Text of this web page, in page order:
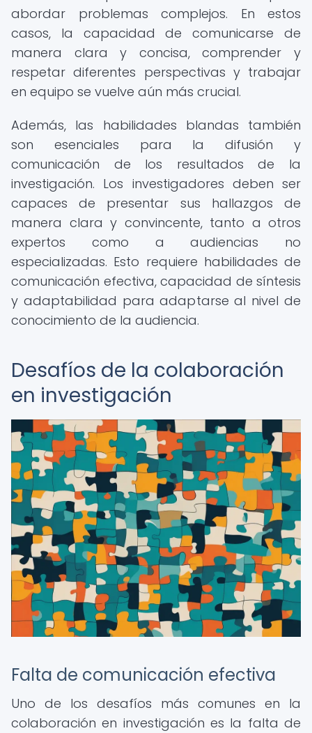
abordar problemas complejos. En estos
casos, la capacidad de comunicarse de
manera clara y concisa, comprender y
respetar diferentes perspectivas y trabajar
en equipo se vuelve aún más crucial.
Además, las habilidades blandas también
son esenciales para la difusión y
comunicación de los resultados de la
investigación. Los investigadores deben ser
capaces de presentar sus hallazgos de
manera clara y convincente, tanto a otros
expertos como a audiencias no
especializadas. Esto requiere habilidades de
comunicación efectiva, capacidad de síntesis
y adaptabilidad para adaptarse al nivel de
conocimiento de la audiencia.
Desafíos de la colaboración
en investigación
Falta de comunicación efectiva
Uno de los desafíos más comunes en la
colaboración en investigación es la falta de